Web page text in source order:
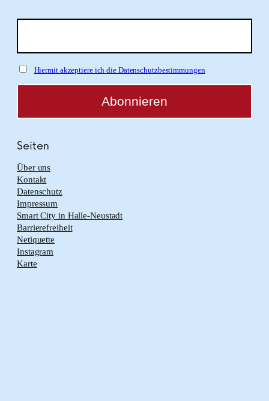
Hiermit akzeptiere ich die Datenschutzbestimmungen
Seiten
Über uns
Kontakt
Datenschutz
Impressum
Smart City in Halle-Neustadt
Barrierefreiheit
Netiquette
Instagram
Karte